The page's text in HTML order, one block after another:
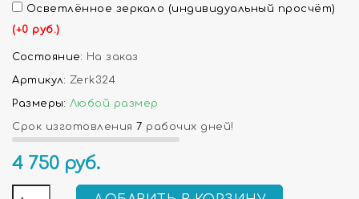
Осветлённое зеркало (индивидуальный просчёт)
(+0 руб.)
Состояние: На заказ
Артикул: Zerk324
Размеры: Любой размер
Срок изготовления 7 рабочих дней!
4 750 руб.